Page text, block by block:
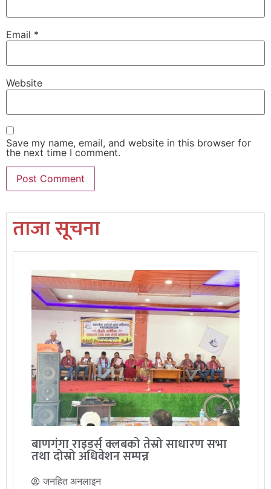
Email *
Website
Save my name, email, and website in this browser for
the next time I comment.
ताजा सूचना
बाणगंगा राइडर्स क्लबको तेस्रो साधारण सभा
तथा दोस्रो अधिवेशन सम्पन्न
जनहित अनलाइन